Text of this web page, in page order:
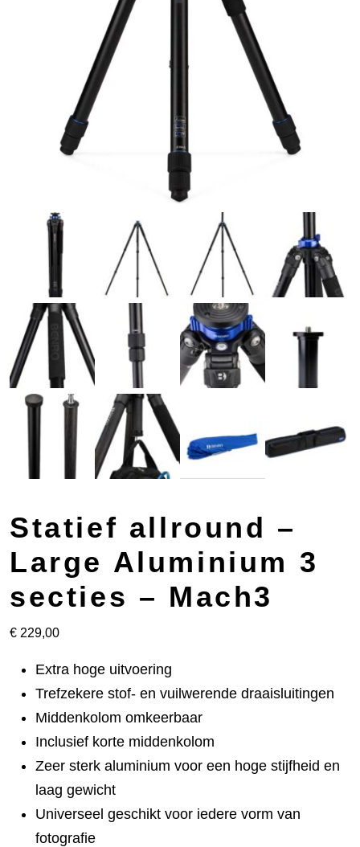
Statief allround –
Large Aluminium 3
secties – Mach3
€ 229,00
Extra hoge uitvoering
Trefzekere stof- en vuilwerende draaisluitingen
Middenkolom omkeerbaar
Inclusief korte middenkolom
Zeer sterk aluminium voor een hoge stijfheid en
laag gewicht
Universeel geschikt voor iedere vorm van
fotografie